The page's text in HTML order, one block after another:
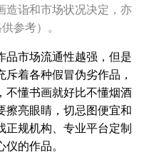
造诣和市场状况决定，亦
参考）。
品市场流通性越强，但是
着各种假冒伪劣作品，
不懂书画就好比不懂烟酒
擦亮眼睛，切忌图便宜和
正规机构、专业平台定制
的作品。